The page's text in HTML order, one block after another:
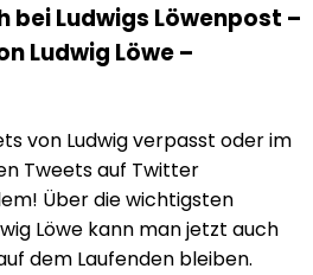
bei Ludwigs Löwenpost –
Ludwig Löwe –
von Ludwig verpasst oder im
Tweets auf Twitter
Über die wichtigsten
Löwe kann man jetzt auch
dem Laufenden bleiben.